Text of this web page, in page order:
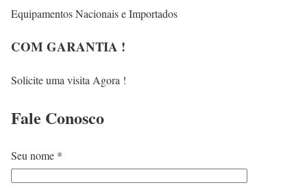
Equipamentos Nacionais e Importados
COM GARANTIA !
Solicite uma visita Agora !
Fale Conosco
Seu nome *